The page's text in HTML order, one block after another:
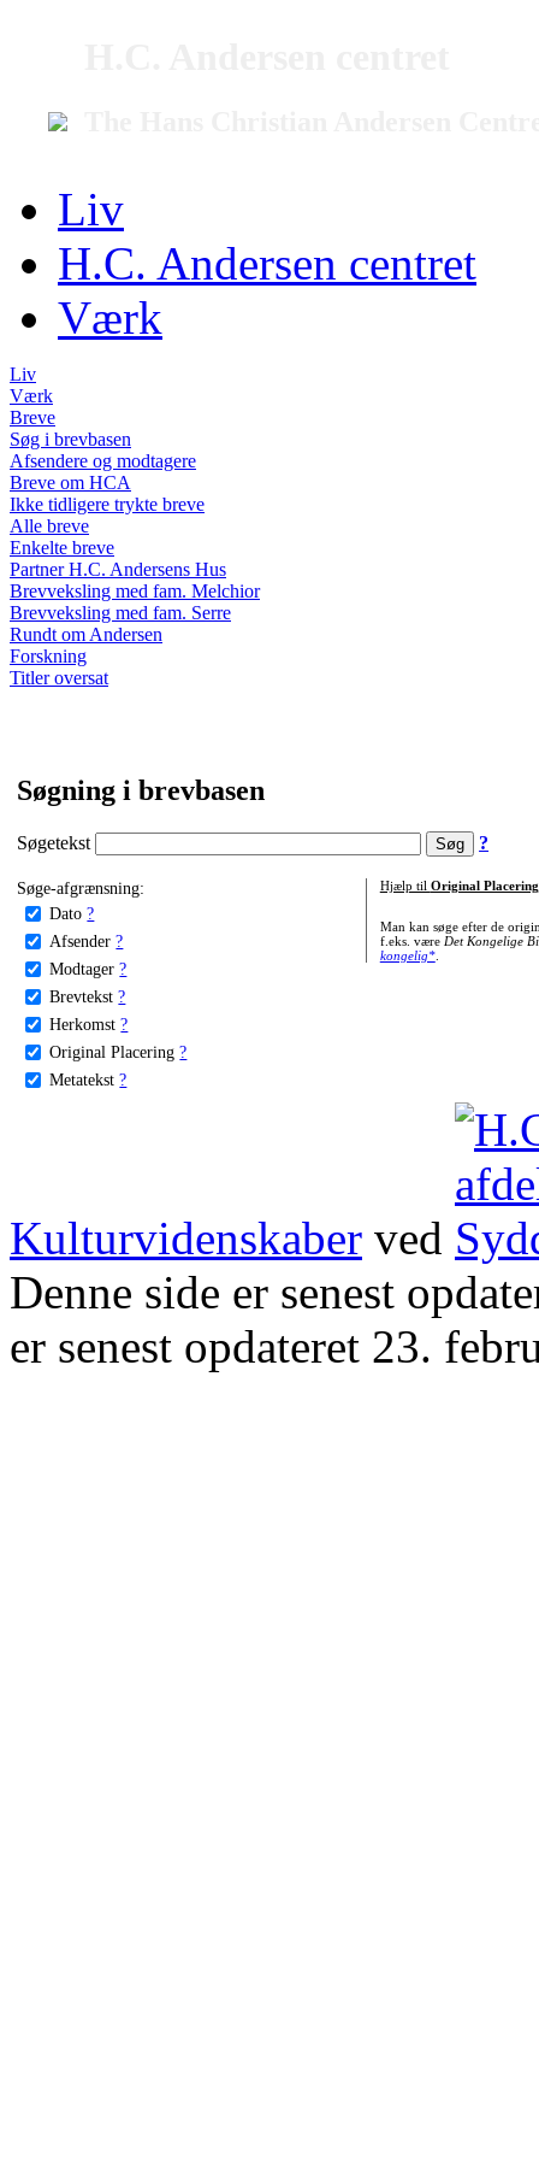
Liv
H.C. Andersen centret
Værk
Liv
Værk
Breve
Søg i brevbasen
Afsendere og modtagere
Breve om HCA
Ikke tidligere trykte breve
Alle breve
Enkelte breve
Partner H.C. Andersens Hus
Brevveksling med fam. Melchior
Brevveksling med fam. Serre
Rundt om Andersen
Forskning
Titler oversat
Søgning i brevbasen
Søgetekst ?
Søge-afgrænsning:
Dato ?
Afsender ?
Modtager ?
Brevtekst ?
Herkomst ?
Original Placering ?
Metatekst ?
Hjælp til Original Placering
Man kan søge efter de
f.eks. være Det Kongelige
kongelig*.
Kulturvidenskaber ved
Denne side er senest
er senest opdateret 23.